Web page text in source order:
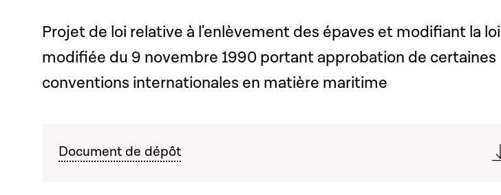
Projet de loi relative à l'enlèvement des épaves et modifiant la loi
modifiée du 9 novembre 1990 portant approbation de certaines
conventions internationales en matière maritime
Document de dépôt